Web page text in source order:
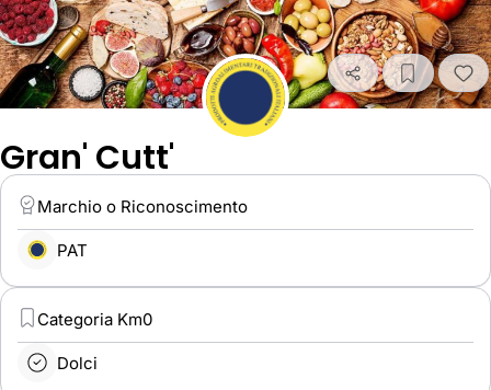
Gran' Cutt'
Marchio o Riconoscimento
PAT
Categoria Km0
Dolci